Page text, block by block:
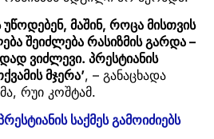
უწოდებენ, მაშინ, როცა მისთვის
შეიძლება რასიზმის გარდა –
ვიძლევი. პრესტიანის
მჯერა’, – განაცხადა
რუი კოშტამ.
საქმეს გამოიძიებს